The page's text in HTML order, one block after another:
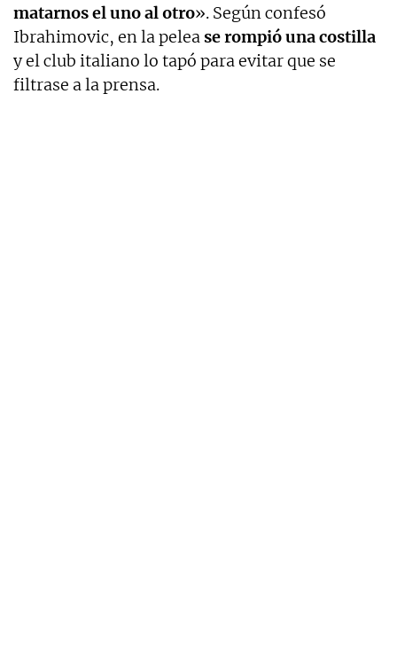
matarnos el uno al otro». Según confesó
Ibrahimovic, en la pelease rompió una costilla
y el club italiano lo tapó para evitar que se
filtrase a la prensa.